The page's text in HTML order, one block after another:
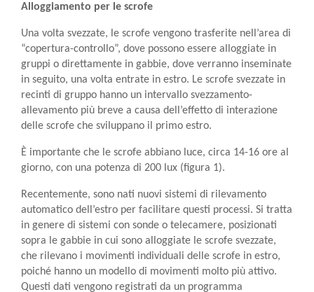
Alloggiamento per le scrofe
Una volta svezzate, le scrofe vengono trasferite nell’area di
“copertura-controllo”, dove possono essere alloggiate in
gruppi o direttamente in gabbie, dove verranno inseminate
in seguito, una volta entrate in estro. Le scrofe svezzate in
recinti di gruppo hanno un intervallo svezzamento-
allevamento più breve a causa dell’effetto di interazione
delle scrofe che sviluppano il primo estro.
È importante che le scrofe abbiano luce, circa 14-16 ore al
giorno, con una potenza di 200 lux (figura 1).
Recentemente, sono nati nuovi sistemi di rilevamento
automatico dell’estro per facilitare questi processi. Si tratta
in genere di sistemi con sonde o telecamere, posizionati
sopra le gabbie in cui sono alloggiate le scrofe svezzate,
che rilevano i movimenti individuali delle scrofe in estro,
poiché hanno un modello di movimenti molto più attivo.
Questi dati vengono registrati da un programma